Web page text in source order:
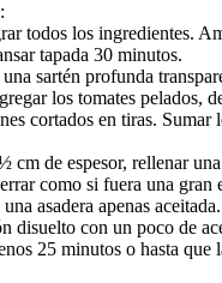
todos los ingredientes.
tapada 30 minutos.
sartén profunda
los tomates pelados,
cortados en tiras. Sumar
cm de espesor, rellenar
como si fuera una gran
asadera apenas aceitada.
disuelto con un poco de
25 minutos o hasta que